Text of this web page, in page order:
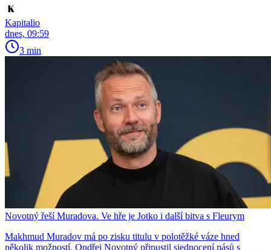
Kapitalio
dnes, 09:59
3 min
Novotný řeší Muradova. Ve hře je Jotko i další bitva s Fleurym
Makhmud Muradov má po zisku titulu v polotěžké váze hned
několik možností. Ondřej Novotný připustil sjednocení pásů s